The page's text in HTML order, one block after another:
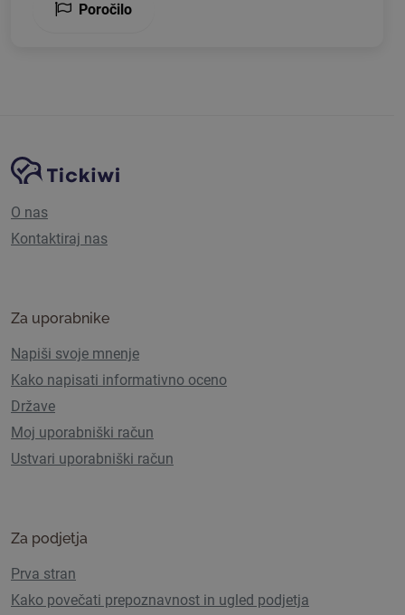
Poročilo
Navigacija spletnega mesta
Platforma Tickiwi
O nas
Kontaktiraj nas
Za uporabnike
Napiši svoje mnenje
Kako napisati informativno oceno
Države
Moj uporabniški račun
Ustvari uporabniški račun
Za podjetja
Prva stran
Kako povečati prepoznavnost in ugled podjetja